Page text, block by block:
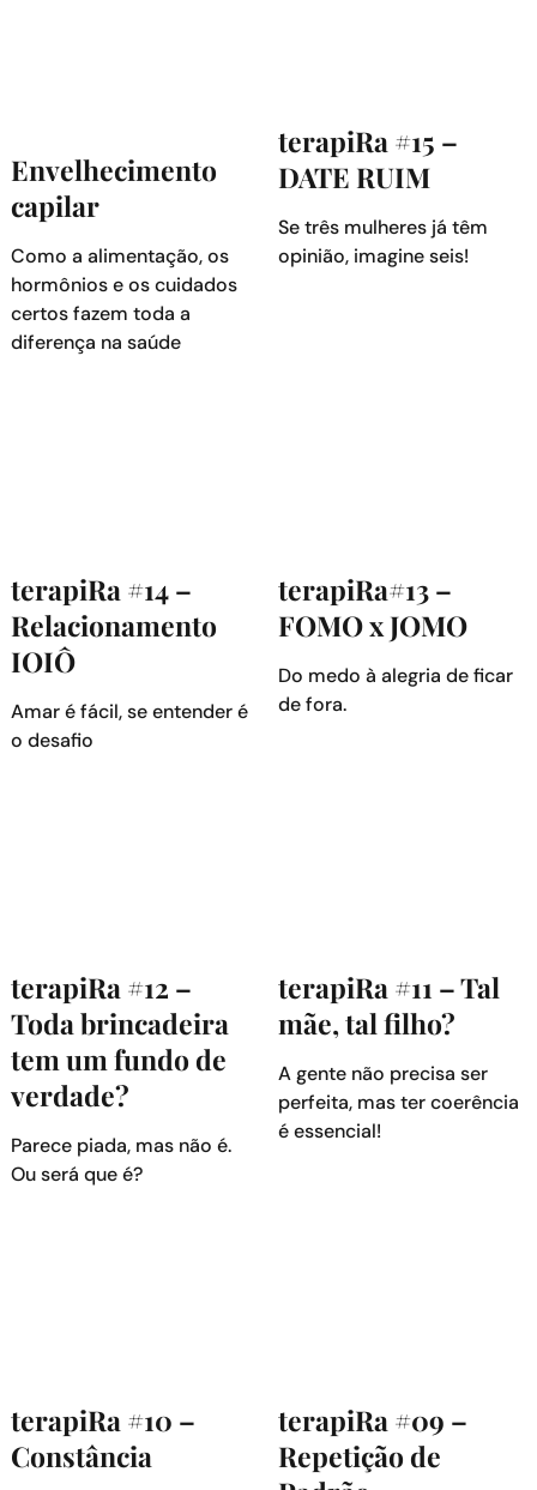
Envelhecimento
capilar
Como a alimentação, os
hormônios e os cuidados
certos fazem toda a
diferença na saúde
terapiRa #15 –
DATE RUIM
Se três mulheres já têm
opinião, imagine seis!
terapiRa #14 –
Relacionamento
IOIÔ
Amar é fácil, se entender é
o desafio
terapiRa#13 –
FOMO x JOMO
Do medo à alegria de ficar
de fora.
terapiRa #12 –
Toda brincadeira
tem um fundo de
verdade?
Parece piada, mas não é.
Ou será que é?
terapiRa #11 – Tal
mãe, tal filho?
A gente não precisa ser
perfeita, mas ter coerência
é essencial!
terapiRa #10 –
Constância
terapiRa #09 –
Repetição de